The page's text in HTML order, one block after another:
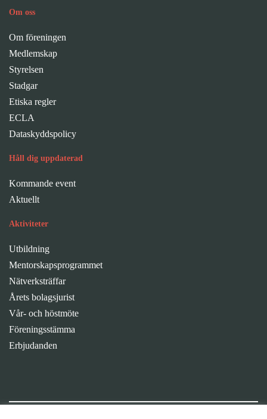
Om oss
Om föreningen
Medlemskap
Styrelsen
Stadgar
Etiska regler
ECLA
Dataskyddspolicy
Håll dig uppdaterad
Kommande event
Aktuellt
Aktiviteter
Utbildning
Mentorskapsprogrammet
Nätverksträffar
Årets bolagsjurist
Vår- och höstmöte
Föreningsstämma
Erbjudanden